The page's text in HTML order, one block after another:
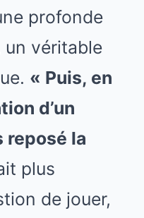
profonde
un véritable
« Puis, en
d’un
reposé la
plus
de jouer,